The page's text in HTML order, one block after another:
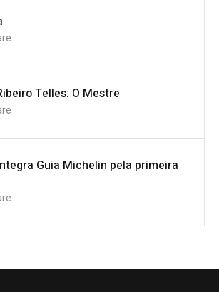
Telles: O Mestre
Guia Michelin pela primeira